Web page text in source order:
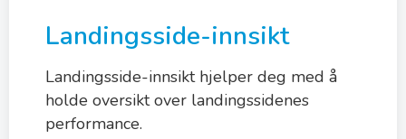
Landingsside-innsikt
Landingsside-innsikt hjelper deg med å
holde oversikt over landingssidenes
performance.